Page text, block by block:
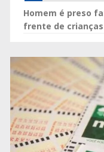
Homem é preso
frente de